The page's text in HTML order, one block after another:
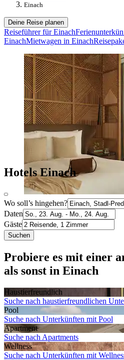
Einach
Deine Reise planen
Reiseführer für Einach
EinachMietwagen in Einach
Hotels Einach
Wo soll’s hingehen?
Daten
Gäste
Suchen
Probiere es mit einer
als sonst in Einach
Haustier­freundlich
Suche nach haustierfreundlichen
Pool
Suche nach Unterkünften mit Pool
Apartment
Suche nach Apartments
Wellness
Suche nach Unterkünften mit